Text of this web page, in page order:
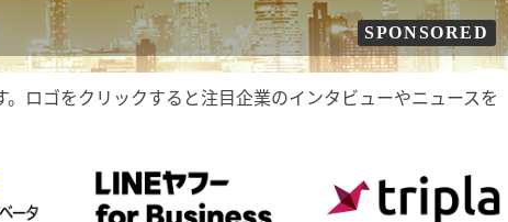
SPONSORED
ロゴをクリックすると注目企業のインタビューやニュースを